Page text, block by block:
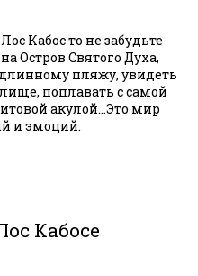
Кабос то не забудьте
Остров Святого Духа,
пляжу, увидеть
поплавать с самой
акулой…Это мир
и эмоций.
Кабосе